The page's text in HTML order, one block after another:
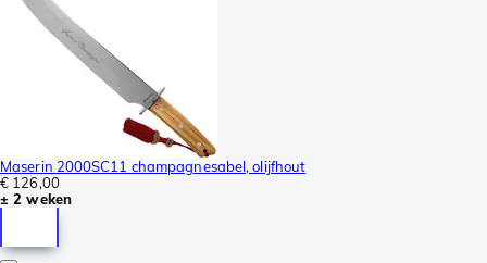
Maserin 2000SC11 champagnesabel, olijfhout
€ 126,00
± 2 weken